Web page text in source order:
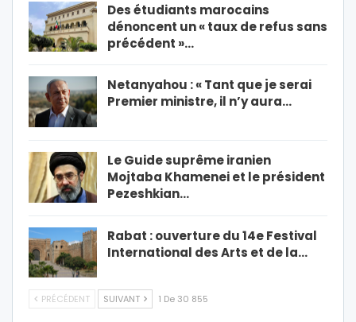
Des étudiants marocains
dénoncent un « taux de refus sans
précédent »…
Netanyahou : « Tant que je serai
Premier ministre, il n’y aura…
Le Guide suprême iranien
Mojtaba Khamenei et le président
Pezeshkian…
Rabat : ouverture du 14e Festival
International des Arts et de la…
PRÉCÉDENT SUIVANT 1 De 30 855